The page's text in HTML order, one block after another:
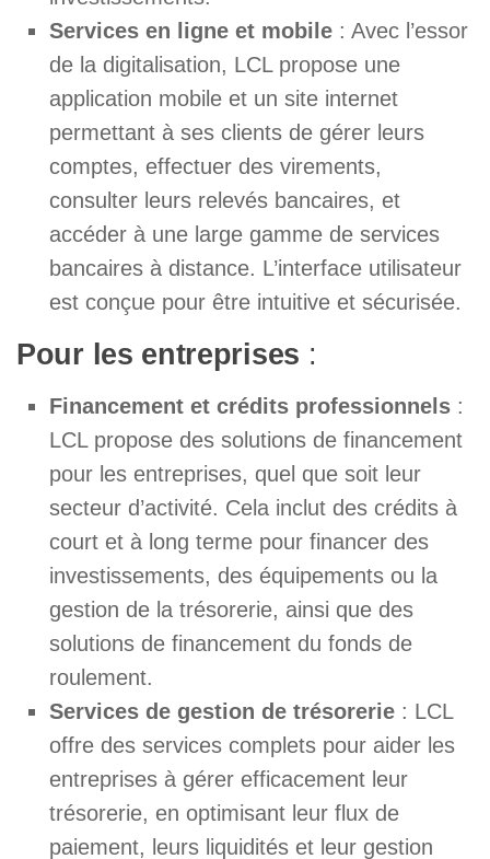
Services en ligne et mobile : Avec l’essor
de la digitalisation, LCL propose une
application mobile et un site internet
permettant à ses clients de gérer leurs
comptes, effectuer des virements,
consulter leurs relevés bancaires, et
accéder à une large gamme de services
bancaires à distance. L’interface utilisateur
est conçue pour être intuitive et sécurisée.
Pour les entreprises :
Financement et crédits professionnels :
LCL propose des solutions de financement
pour les entreprises, quel que soit leur
secteur d’activité. Cela inclut des crédits à
court et à long terme pour financer des
investissements, des équipements ou la
gestion de la trésorerie, ainsi que des
solutions de financement du fonds de
roulement.
Services de gestion de trésorerie : LCL
offre des services complets pour aider les
entreprises à gérer efficacement leur
trésorerie, en optimisant leur flux de
paiement, leurs liquidités et leur gestion